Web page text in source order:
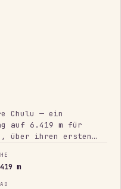
Chulu — ein
auf 6.419 m für
über ihren ersten
m